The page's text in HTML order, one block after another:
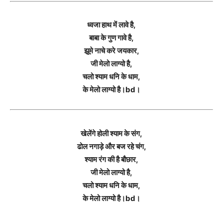
ध्वजा हाथ में लावे है,
बाबा के गुण गावे है,
झूमे नाचे करे जयकार,
जी मेलो लाग्यो है,
चलो श्याम धनि के धाम,
के मेलो लाग्यो है।bd।
खेलेंगे होली श्याम के संग,
ढोल नगाड़े और बज रहे चंग,
श्याम रंग की है बौछार,
जी मेलो लाग्यो है,
चलो श्याम धनि के धाम,
के मेलो लाग्यो है।bd।